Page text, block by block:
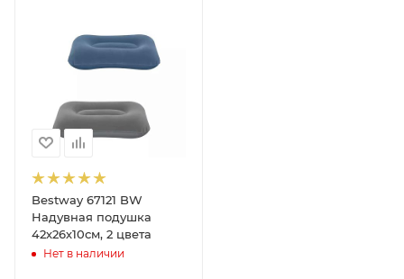
Bestway 67121 BW
Надувная подушка
42х26х10см, 2 цвета
Нет в наличии